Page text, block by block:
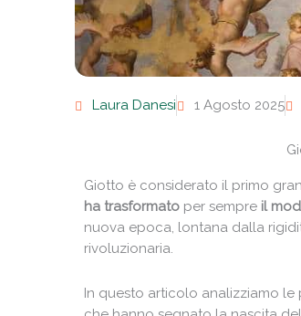
Laura Danesi 1 Agosto 2025
Giotto è considerato il primo
ha trasformato per sempre il
nuova epoca, lontana dalla
rivoluzionaria.
In questo articolo analizziamo